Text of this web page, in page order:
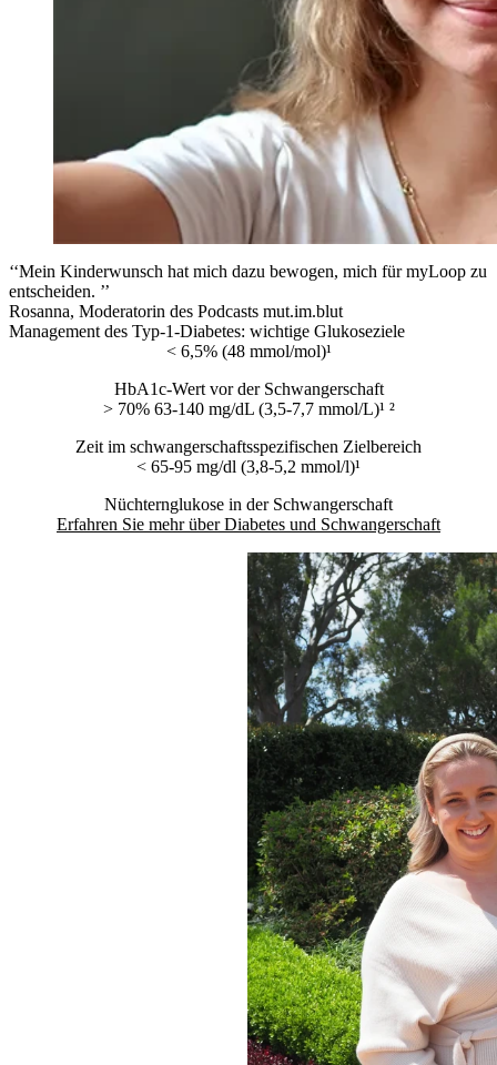
‘‘Mein Kinderwunsch hat mich dazu bewogen, mich für myLoop zu
entscheiden. ’’
Rosanna, Moderatorin des Podcasts mut.im.blut
Management des Typ-1-Diabetes: wichtige Glukoseziele
< 6,5% (48 mmol/mol)¹
HbA1c-Wert vor der Schwangerschaft
> 70% 63-140 mg/dL (3,5-7,7 mmol/L)¹ ²
Zeit im schwangerschaftsspezifischen Zielbereich
< 65-95 mg/dl (3,8-5,2 mmol/l)¹
Nüchternglukose in der Schwangerschaft
Erfahren Sie mehr über Diabetes und Schwangerschaft